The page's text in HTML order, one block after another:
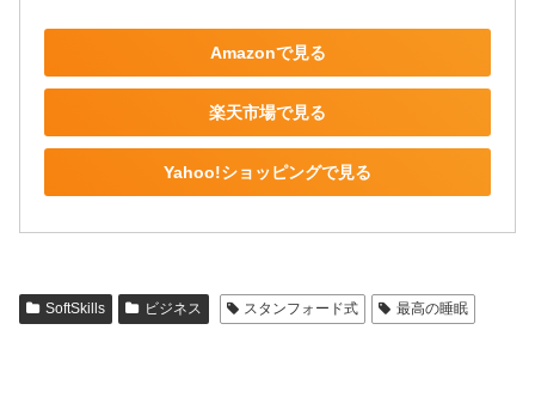
Amazonで見る
楽天市場で見る
Yahoo!ショッピングで見る
SoftSkills ビジネス スタンフォード式 最高の睡眠